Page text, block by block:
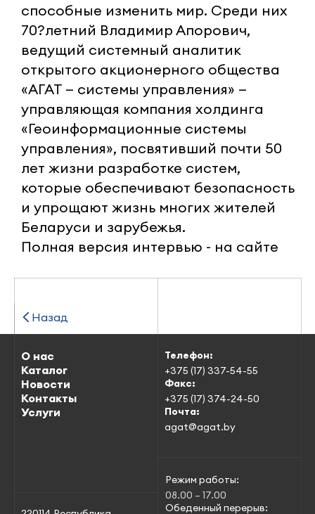
способные изменить мир. Среди них
70?летний Владимир Апорович,
ведущий системный аналитик
открытого акционерного общества
«АГАТ — системы управления» —
управляющая компания холдинга
«Геоинформационные системы
управления», посвятивший почти 50
лет жизни разработке систем,
которые обеспечивают безопасность
и упрощают жизнь многих жителей
Беларуси и зарубежья.
Полная версия интервью - на сайте
Назад
О нас
Каталог
Новости
Контакты
Услуги
Режим работы:
08.00 – 17.00
Обеденный перерыв:
Телефон:
+375 (17) 337-54-55
Факс:
+375 (17) 374-24-50
Почта:
agat@agat.by